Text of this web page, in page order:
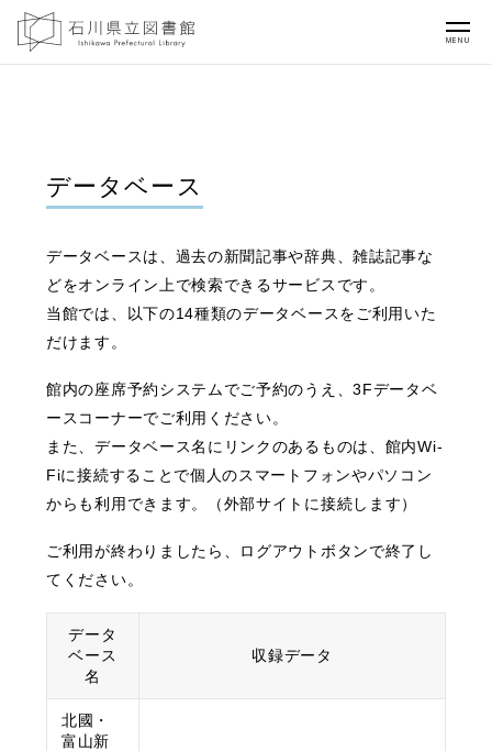
MENU
データベース
データベースは、過去の新聞記事や辞典、雑誌記事な
どをオンライン上で検索できるサービスです。
当館では、以下の14種類のデータベースをご利用いた
だけます。
館内の座席予約システムでご予約のうえ、3Fデータベ
ースコーナーでご利用ください。
また、データベース名にリンクのあるものは、館内Wi-
Fiに接続することで個人のスマートフォンやパソコン
からも利用できます。（外部サイトに接続します）
ご利用が終わりましたら、ログアウトボタンで終了し
てください。
データ
ベース
名
収録データ
北國・
富山新